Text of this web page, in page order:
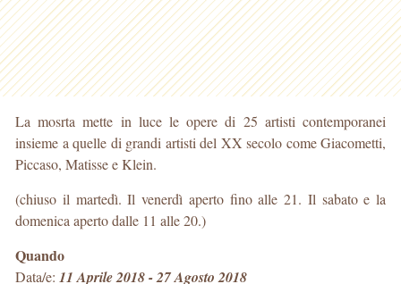
La mosrta mette in luce le opere di 25 artisti contemporanei
insieme a quelle di grandi artisti del XX secolo come Giacometti,
Piccaso, Matisse e Klein.
(chiuso il martedì. Il venerdì aperto fino alle 21. Il sabato e la
domenica aperto dalle 11 alle 20.)
Quando
Data/e: 11 Aprile 2018 - 27 Agosto 2018